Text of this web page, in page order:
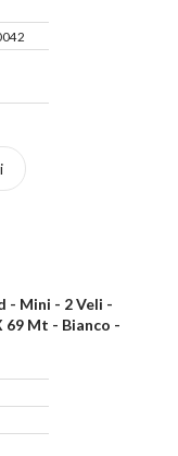
- Mini - 2 Veli -
69 Mt - Bianco -